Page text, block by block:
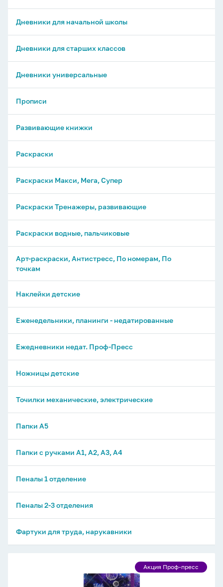
Дневники для начальной школы
Дневники для старших классов
Дневники универсальные
Прописи
Развивающие книжки
Раскраски
Раскраски Макси, Мега, Супер
Раскраски Тренажеры, развивающие
Раскраски водные, пальчиковые
Арт-раскраски, Антистресс, По номерам, По
точкам
Наклейки детские
Еженедельники, планинги - недатированные
Ежедневники недат. Проф-Пресс
Ножницы детские
Точилки механические, электрические
Папки А5
Папки с ручками А1, А2, А3, А4
Пеналы 1 отделение
Пеналы 2-3 отделения
Фартуки для труда, нарукавники
Акция
Акция Проф-пресс